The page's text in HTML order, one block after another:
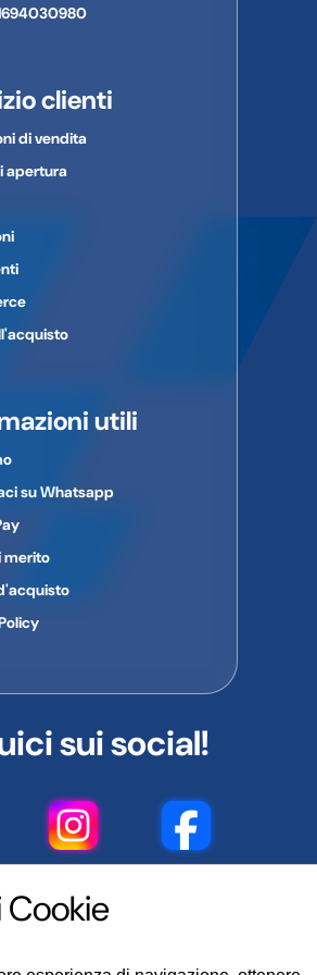
Cookie
clienti
di vendita
apertura
utili
su Whatsapp
merito
sui social!